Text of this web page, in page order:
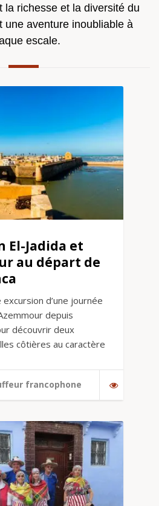
la richesse et la diversité du
une aventure inoubliable à
escale.
El-Jadida et
au départ de
d’une journée
depuis
découvrir deux
côtières au caractère
francophone